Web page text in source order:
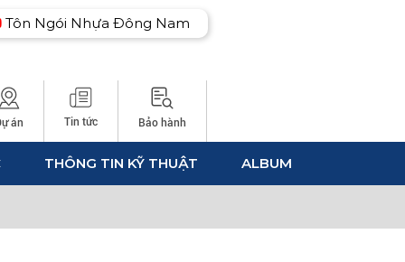
Tôn Ngói Nhựa Đông Nam
án Tin tức Bảo hành
THÔNG TIN KỸ THUẬT ALBUM